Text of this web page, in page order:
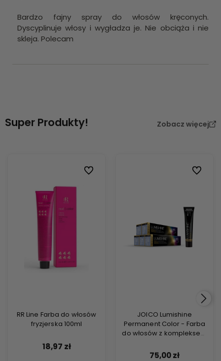
Bardzo fajny spray do włosów kręconych.
Dyscyplinuje włosy i wygładza je. Nie obciąża i nie
skleja. Polecam
Super Produkty! Zobacz więcej
RR Line Farba do włosów
fryzjerska 100ml
18,97 zł
Do ulubionych
JOICO Lumishine
Permanent Color - Farba
do włosów z kompleksem
włosy 74ml
75,00 zł
Do